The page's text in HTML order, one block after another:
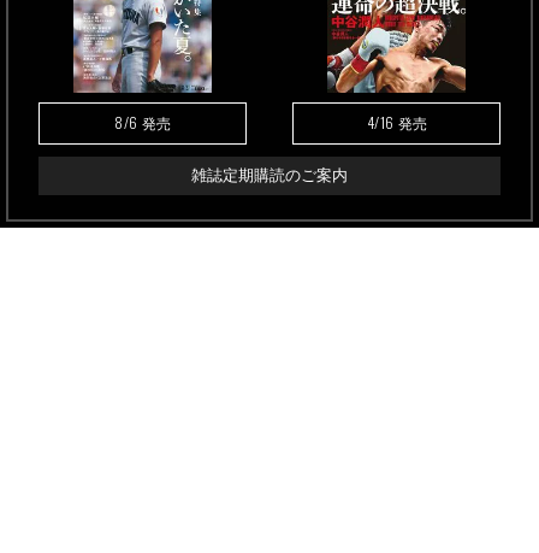
8/6 発売 4/16 発売
雑誌定期購読のご案内